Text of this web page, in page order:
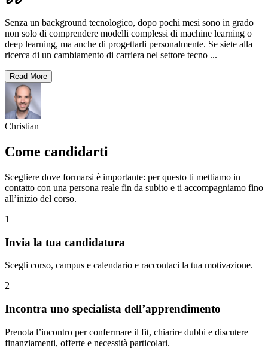
Senza un background tecnologico, dopo pochi mesi sono in grado
non solo di comprendere modelli complessi di machine learning o
deep learning, ma anche di progettarli personalmente. Se siete alla
ricerca di un cambiamento di carriera nel settore tecno ...
Read More
Christian
Come candidarti
Scegliere dove formarsi è importante: per questo ti mettiamo in
contatto con una persona reale fin da subito e ti accompagniamo fino
all’inizio del corso.
1
Invia la tua candidatura
Scegli corso, campus e calendario e raccontaci la tua motivazione.
2
Incontra uno specialista dell’apprendimento
Prenota l’incontro per confermare il fit, chiarire dubbi e discutere
finanziamenti, offerte e necessità particolari.